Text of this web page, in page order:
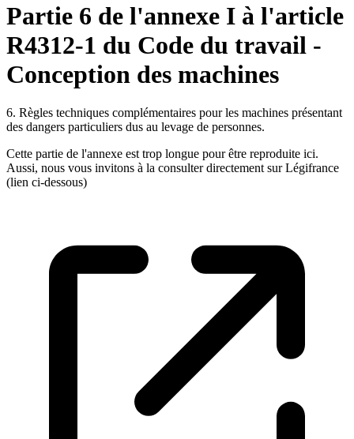
Partie 6 de l'annexe I à l'article
R4312-1 du Code du travail -
Conception des machines
6. Règles techniques complémentaires pour les machines présentant
des dangers particuliers dus au levage de personnes.
Cette partie de l'annexe est trop longue pour être reproduite ici.
Aussi, nous vous invitons à la consulter directement sur Légifrance
(lien ci-dessous)